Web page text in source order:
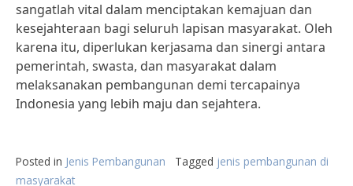
sangatlah vital dalam menciptakan kemajuan dan
kesejahteraan bagi seluruh lapisan masyarakat. Oleh
karena itu, diperlukan kerjasama dan sinergi antara
pemerintah, swasta, dan masyarakat dalam
melaksanakan pembangunan demi tercapainya
Indonesia yang lebih maju dan sejahtera.
Posted in Jenis Pembangunan Tagged jenis pembangunan di
masyarakat